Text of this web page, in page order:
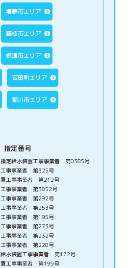
裾野市エリア
藤枝市エリア
焼津市エリア
吉田町エリア
菊川市エリア
指定番号
定給水装置工事事業者 第0385号
工事事業者 第325号
置工事事業者 第212号
工事事業者 第3852号
工事事業者 第292号
工事事業者 第253号
工事事業者 第195号
工事事業者 第273号
工事事業者 第232号
工事事業者 第228号
給水装置工事事業者 第172号
置工事事業者 第199号